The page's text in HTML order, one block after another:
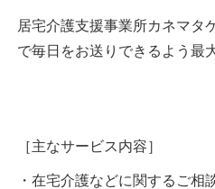
​居宅介護支援事業所カネマタ
で毎日をお送りできるよう最
［主なサービス内容］
・在宅介護などに関するご相